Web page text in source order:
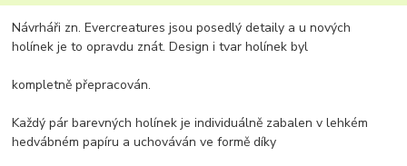
Návrháři zn. Evercreatures jsou posedlý detaily a u nových
holínek je to opravdu znát. Design i tvar holínek byl
kompletně přepracován.
Každý pár barevných holínek je individuálně zabalen v lehkém
hedvábném papíru a uchováván ve formě díky